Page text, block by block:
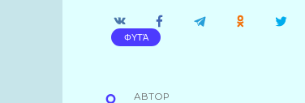
ΦΥΤΆ
АВТОР